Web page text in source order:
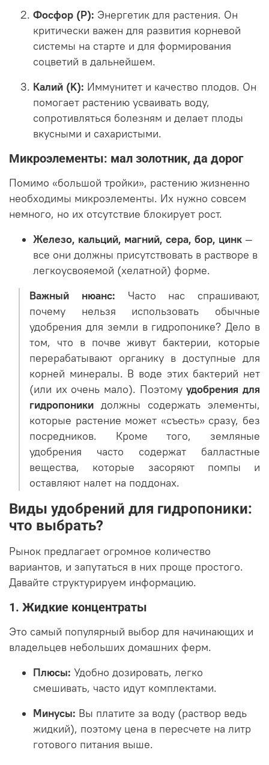
Фосфор (P): Энергетик для растения. Он
критически важен для развития корневой
системы на старте и для формирования
соцветий в дальнейшем.
Калий (K): Иммунитет и качество плодов. Он
помогает растению усваивать воду,
сопротивляться болезням и делает плоды
вкусными и сахаристыми.
Микроэлементы: мал золотник, да дорог
Помимо «большой тройки», растению жизненно
необходимы микроэлементы. Их нужно совсем
немного, но их отсутствие блокирует рост.
Железо, кальций, магний, сера, бор, цинк —
все они должны присутствовать в растворе в
легкоусвояемой (хелатной) форме.
Важный нюанс:
Часто нас спрашивают,
почему нельзя использовать обычные
удобрения для земли в гидропонике? Дело в
том, что в почве живут бактерии, которые
перерабатывают органику в доступные для
корней минералы. В воде этих бактерий нет
(или их очень мало). Поэтому удобрения для
гидропоники должны содержать элементы,
которые растение может «съесть» сразу, без
посредников. Кроме того, земляные
удобрения часто содержат балластные
вещества, которые засоряют помпы и
оставляют налет на поддонах.
Виды удобрений для гидропоники:
что выбрать?
Рынок предлагает огромное количество
вариантов, и запутаться в них проще простого.
Давайте структурируем информацию.
1. Жидкие концентраты
Это самый популярный выбор для начинающих и
владельцев небольших домашних ферм.
Плюсы: Удобно дозировать, легко
смешивать, часто идут комплектами.
Минусы: Вы платите за воду (раствор ведь
жидкий), поэтому цена в пересчете на литр
готового питания выше.